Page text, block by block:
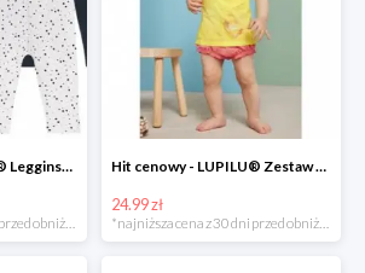
Hit cenowy - LUPILU® Legginsy niemowlęce z biobawełną, 2 pary Hit cenowy - LUPILU® Zestaw dziecięcy z biobawełny (body + koszulka + spodenki), 1 komplet
24.99 zł